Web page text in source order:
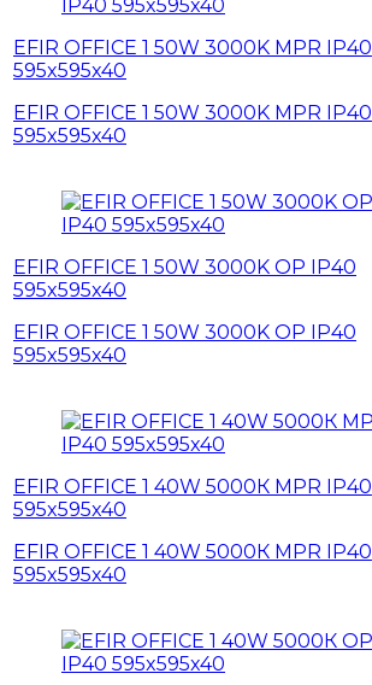
EFIR OFFICE 1 50W 3000K MPR IP40
595x595x40
EFIR OFFICE 1 50W 3000K MPR IP40
595x595x40
EFIR OFFICE 1 50W 3000K OP IP40
595x595x40
EFIR OFFICE 1 50W 3000K OP IP40
595x595x40
EFIR OFFICE 1 40W 5000К MPR IP40
595x595x40
EFIR OFFICE 1 40W 5000К MPR IP40
595x595x40